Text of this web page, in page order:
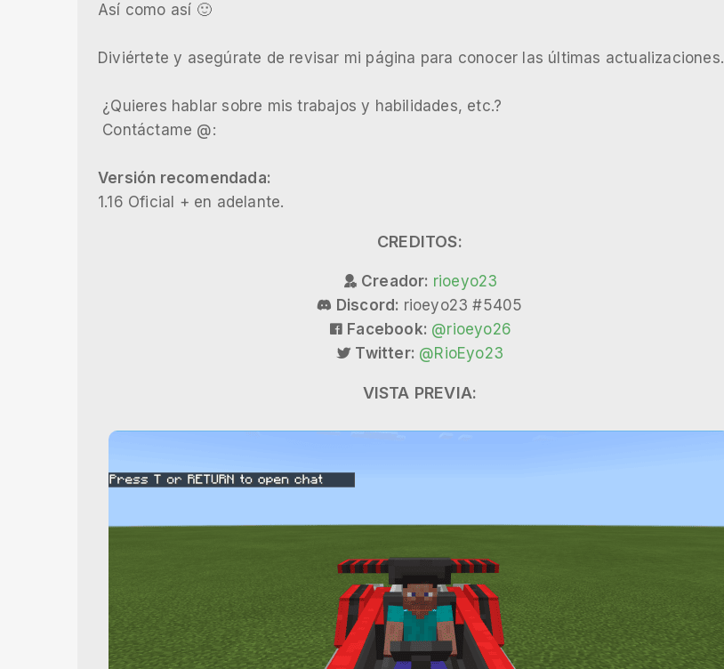
Así como así 🙂
Diviértete y asegúrate de revisar mi página para conocer las últimas actualizaciones.
¿Quieres hablar sobre mis trabajos y habilidades, etc.?
Contáctame @:
Versión recomendada:
1.16 Oficial + en adelante.
CREDITOS:
Creador: rioeyo23
Discord: rioeyo23 #5405
Facebook: @rioeyo26
Twitter: @RioEyo23
VISTA PREVIA: